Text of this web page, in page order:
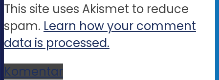
This site uses Akismet to reduce
spam. Learn how your comment
data is processed.
Komentar